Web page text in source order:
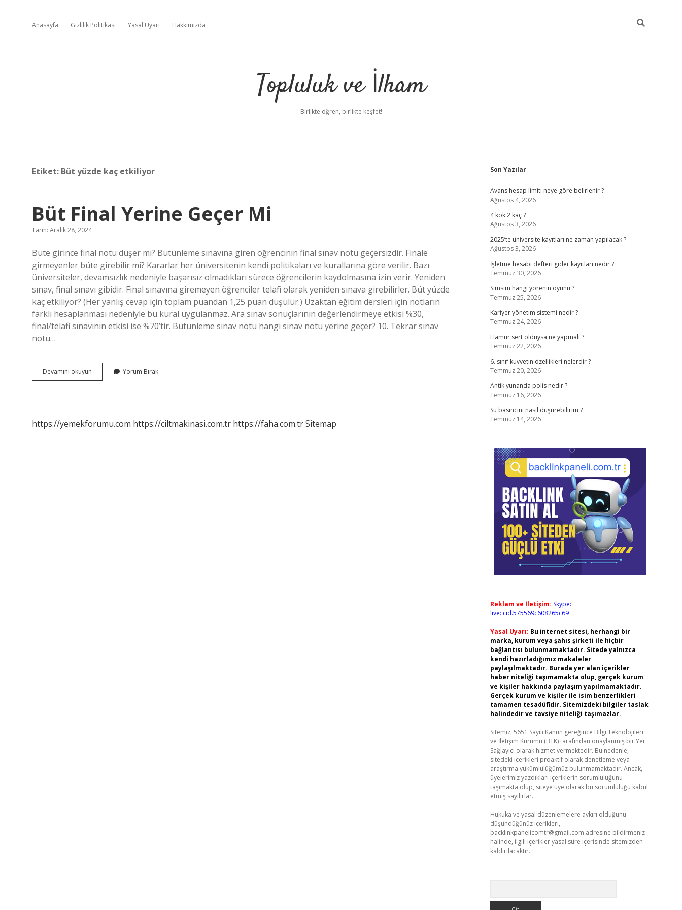
Anasayfa Gizlilik Politikası Yasal Uyarı Hakkımızda
Topluluk ve İlham
Birlikte öğren, birlikte keşfet!
Etiket: Büt yüzde kaç etkiliyor
Büt Final Yerine Geçer Mi
Tarih: Aralık 28, 2024
Büte girince final notu düşer mi? Bütünleme sınavına giren öğrencinin final sınav notu geçersizdir. Finale
girmeyenler büte girebilir mi? Kararlar her üniversitenin kendi politikaları ve kurallarına göre verilir. Bazı
üniversiteler, devamsızlık nedeniyle başarısız olmadıkları sürece öğrencilerin kaydolmasına izin verir. Yeniden
sınav, final sınavı gibidir. Final sınavına giremeyen öğrenciler telafi olarak yeniden sınava girebilirler. Büt yüzde
kaç etkiliyor? (Her yanlış cevap için toplam puandan 1,25 puan düşülür.) Uzaktan eğitim dersleri için notların
farklı hesaplanması nedeniyle bu kural uygulanmaz. Ara sınav sonuçlarının değerlendirmeye etkisi %30,
final/telafi sınavının etkisi ise %70’tir. Bütünleme sınav notu hangi sınav notu yerine geçer? 10. Tekrar sınav
notu…
Devamını okuyun
Final
Yorum Bırak
https://yemekforumu.com https://ciltmakinasi.com.tr https://faha.com.trSitemap
Sidebar
Son Yazılar
Avans hesap limiti neye göre belirlenir ?
Ağustos 4, 2026
4 kök 2 kaç ?
Ağustos 3, 2026
2025’te üniversite kayıtları ne zaman yapılacak ?
Ağustos 3, 2026
İşletme hesabı defteri gider kayıtları nedir ?
Temmuz 30, 2026
Simsim hangi yörenin oyunu ?
Temmuz 25, 2026
Kariyer yönetim sistemi nedir ?
Temmuz 24, 2026
Hamur sert olduysa ne yapmalı ?
Temmuz 22, 2026
6. sınıf kuvvetin özellikleri nelerdir ?
Temmuz 20, 2026
Antik yunanda polis nedir ?
Temmuz 16, 2026
Su basıncını nasıl düşürebilirim ?
Temmuz 14, 2026
Reklam ve İletişim: Skype:
live:.cid.575569c608265c69
Yasal Uyarı: Bu internet sitesi, herhangi bir
marka, kurum veya şahıs şirketi ile hiçbir
bağlantısı bulunmamaktadır. Sitede yalnızca
kendi hazırladığımız makaleler
paylaşılmaktadır. Burada yer alan içerikler
haber niteliği taşımamakta olup, gerçek kurum
ve kişiler hakkında paylaşım yapılmamaktadır.
Gerçek kurum ve kişiler ile isim benzerlikleri
tamamen tesadüfidir. Sitemizdeki bilgiler taslak
halindedir ve tavsiye niteliği taşımazlar.
Sitemiz, 5651 Sayılı Kanun gereğince Bilgi Teknolojileri
ve İletişim Kurumu (BTK) tarafından onaylanmış bir Yer
Sağlayıcı olarak hizmet vermektedir. Bu nedenle,
sitedeki içerikleri proaktif olarak denetleme veya
araştırma yükümlülüğümüz bulunmamaktadır. Ancak,
üyelerimiz yazdıkları içeriklerin sorumluluğunu
taşımakta olup, siteye üye olarak bu sorumluluğu kabul
etmiş sayılırlar.
Hukuka ve yasal düzenlemelere aykırı olduğunu
düşündüğünüz içerikleri,
backlinkpanelicomtr@gmail.com adresine bildirmeniz
halinde, ilgili içerikler yasal süre içerisinde sitemizden
kaldırılacaktır.